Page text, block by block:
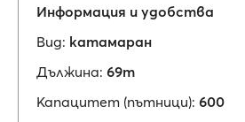
Информация и удобства
Вид: катамаран
Дължина: 69m
Капацитет (пътници): 600